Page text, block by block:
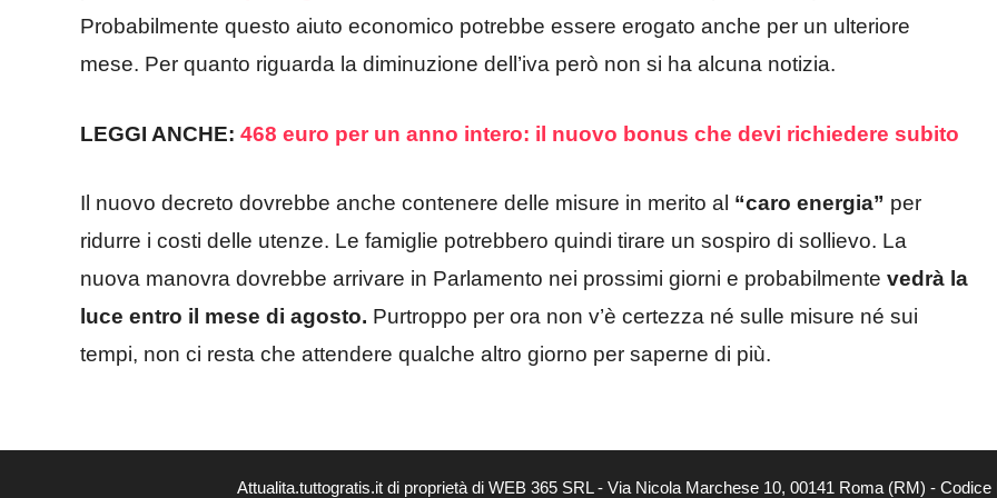
Probabilmente questo aiuto economico potrebbe essere erogato anche per un ulteriore
mese. Per quanto riguarda la diminuzione dell’iva però non si ha alcuna notizia.
LEGGI ANCHE: 468 euro per un anno intero: il nuovo bonus che devi richiedere subito
Il nuovo decreto dovrebbe anche contenere delle misure in merito al “caro energia” per
ridurre i costi delle utenze. Le famiglie potrebbero quindi tirare un sospiro di sollievo. La
nuova manovra dovrebbe arrivare in Parlamento nei prossimi giorni e probabilmente vedrà la
luce entro il mese di agosto. Purtroppo per ora non v’è certezza né sulle misure né sui
tempi, non ci resta che attendere qualche altro giorno per saperne di più.
Attualita.tuttogratis.it di proprietà di WEB 365 SRL - Via Nicola Marchese 10, 00141 Roma (RM) -